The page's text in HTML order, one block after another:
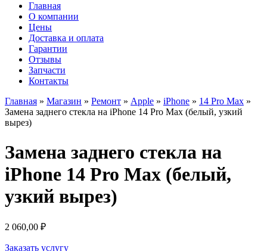
Главная
О компании
Цены
Доставка и оплата
Гарантии
Отзывы
Запчасти
Контакты
Главная » Магазин » Ремонт » Apple » iPhone » 14 Pro Max »
Замена заднего стекла на iPhone 14 Pro Max (белый, узкий
вырез)
Замена заднего стекла на
iPhone 14 Pro Max (белый,
узкий вырез)
2 060,00 ₽
Заказать услугу